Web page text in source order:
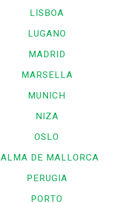
LISBOA
LUGANO
MADRID
MARSELLA
MUNICH
NIZA
OSLO
DE MALLORCA
PERUGIA
PORTO